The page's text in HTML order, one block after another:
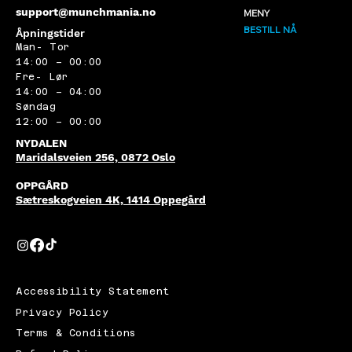
support@munchmania.no
NYDALEN
Maridalsveien 256, 0872 Oslo
OPPGÅRD
Sætreskogveien 4K, 1414 Oppegård
Åpningstider
Man- Tor
14:00 – 00:00
Fre- Lør
14:00 – 04:00
Søndag
12:00 – 00:00
MENY
BESTILL NÅ
Accessibility Statement
Privacy Policy
Terms & Conditions